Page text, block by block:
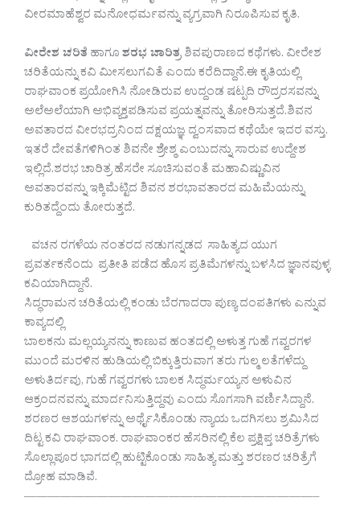
ವೀರಮಾಹೆಶ್ವರ ಮನೋಧರ್ಮವನ್ನು ವ್ಯಗ್ರವಾಗಿ ನಿರೂಪಿಸುವ ಕೃತಿ.
ವೀರೇಶ ಚರಿತೆ ಹಾಗೂಶರಭ ಚಾರಿತ್ರಶಿವಪುರಾಣದ ಕಥೆಗಳು. ವೀರೇಶ
ಚರಿತೆಯನ್ನು ಕವಿ ಮೀಸಲುಗವಿತೆ ಎಂದು ಕರೆದಿದ್ದಾನೆ.ಈ ಕೃತಿಯಲ್ಲಿ
ರಾಘವಾಂಕ ಪ್ರಯೋಗಿಸಿ ನೋಡಿರುವ ಉದ್ದಂಡ ಷಟ್ಪದಿ ರೌದ್ರರಸವನ್ನು
ಅಲೆಅಲೆಯಾಗಿ ಅಭಿವ್ಯಕ್ತಪಡಿಸುವ ಪ್ರಯತ್ನವನ್ನು ತೋರಿಸುತ್ತದೆ.ಶಿವನ
ಅವತಾರದ ವೀರಭದ್ರನಿಂದ ದಕ್ಷಯಜ್ಞ ದ್ವಂಸವಾದ ಕಥೆಯೇ ಇದರ ವಸ್ತು.
ಇತರೆ ದೇವತೆಗಳಿಗಿಂತ ಶಿವನೇ ಶ್ರೇಶ್ಠ ಎಂಬುದನ್ನು ಸಾರುವ ಉದ್ದೇಶ
ಇಲ್ಲಿದೆ.ಶರಭ ಚಾರಿತ್ರ ಹೆಸರೇ ಸೂಚಿಸುವಂತೆ ಮಹಾವಿಷ್ಣುವಿನ
ಅವತಾರವನ್ನು ಇಕ್ಕಿಮೆಟ್ಟಿದ ಶಿವನ ಶರಭಾವತಾರದ ಮಹಿಮೆಯನ್ನು
ಕುರಿತದ್ದೆಂದು ತೋರುತ್ತದೆ.
ವಚನ ರಗಳೆಯ ನಂತರದ ನಡುಗನ್ನಡದ ಸಾಹಿತ್ಯದ ಯುಗ
ಪ್ರವರ್ತಕನೆಂದು ಪ್ರತೀತಿ ಪಡೆದ ಹೊಸ ಪ್ರತಿಮೆಗಳನ್ನು ಬಳಸಿದ ಜ್ಞಾನವುಳ್ಳ
ಕವಿಯಾಗಿದ್ದಾನೆ.
ಸಿದ್ಧರಾಮನ ಚರಿತೆಯಲ್ಲಿ ಕಂಡು ಬೆರಗಾದರಾ ಪುಣ್ಯ ದಂಪತಿಗಳು ಎನ್ನುವ
ಕಾವ್ಯದಲ್ಲಿ
ಬಾಲಕನು ಮಲ್ಲಯ್ಯನನ್ನು ಕಾಣುವ ಹಂತದಲ್ಲಿ ಅಳುತ್ತ ಗುಹೆ ಗವ್ವರಗಳ
ಮುಂದೆ ಮರಳಿನ ಹುಡಿಯಲ್ಲಿ ಬಿಕ್ಕುತ್ತಿರುವಾಗ ತರು ಗುಲ್ಮ ಲತೆಗಳೆದ್ದು
ಅಳುತಿರ್ದವು, ಗುಹೆ ಗವ್ವರಗಳು ಬಾಲಕ ಸಿದ್ಧರ್ಮಯ್ಯನ ಅಳುವಿನ
ಆಕ್ರಂದನವನ್ನು ಮಾರ್ದನಿಸುತ್ತಿದ್ದವು ಎಂದು ಸೊಗಸಾಗಿ ವರ್ಣಿಸಿದ್ದಾನೆ.
ಶರಣರ ಆಶಯಗಳನ್ನು ಅರ್ಥೈಸಿಕೊಂಡು ನ್ಯಾಯ ಒದಗಿಸಲು ಶ್ರಮಿಸಿದ
ದಿಟ್ಟ ಕವಿ ರಾಘವಾಂಕ. ರಾಘವಾಂಕರ ಹೆಸರಿನಲ್ಲಿ ಕೆಲ ಪ್ರಕ್ಷಿಪ್ತ ಚರಿತ್ರೆಗಳು
ಸೊಲ್ಲಾಪೂರ ಭಾಗದಲ್ಲಿ ಹುಟ್ಟಿಕೊಂಡು ಸಾಹಿತ್ಯ ಮತ್ತು ಶರಣರ ಚರಿತ್ರೆಗೆ
ದ್ರೋಹ ಮಾಡಿವೆ.
————————————————————————–